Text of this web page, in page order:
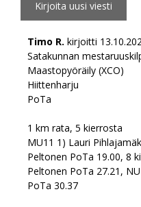
Timo R. kirjoitti
Satakunnan
Maastopyöräily (XCO)
Hiittenharju
PoTa
1 km rata, 5 kierrosta
MU11 1) Lauri
Peltonen PoTa 19.00, 8
Peltonen PoTa 27.21,
PoTa 30.37